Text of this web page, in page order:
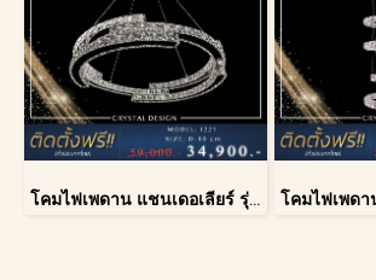
โคมไฟเพดาน แชนเดอเลียร์ รุ่น 1227